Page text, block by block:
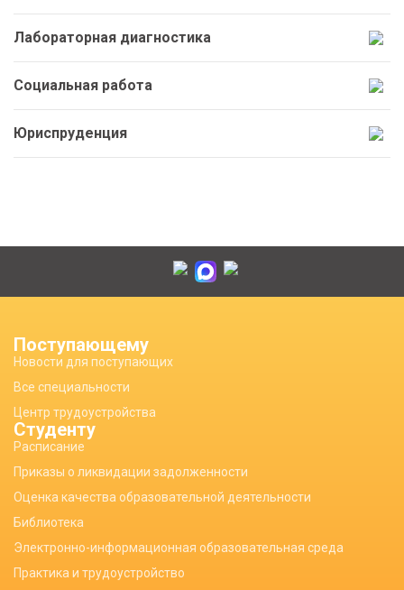
Лабораторная диагностика
Социальная работа
Юриспруденция
Поступающему
Новости для поступающих
Все специальности
Центр трудоустройства
Студенту
Расписание
Приказы о ликвидации задолженности
Оценка качества образовательной деятельности
Библиотека
Электронно-информационная образовательная среда
Практика и трудоустройство